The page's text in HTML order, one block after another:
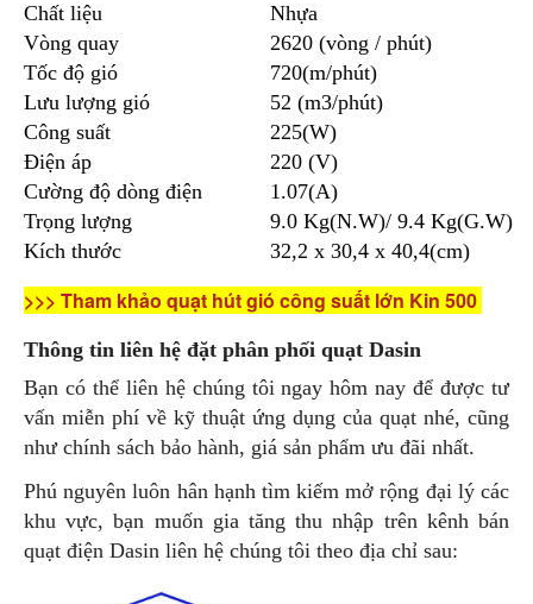
Chất liệu
Nhựa
Vòng quay
2620 (vòng / phút)
Tốc độ gió
720(m/phút)
Lưu lượng gió
52 (m3/phút)
Công suất
225(W)
Điện áp
220 (V)
Cường độ dòng điện
1.07(A)
Trọng lượng
9.0 Kg(N.W)/ 9.4 Kg(G.W)
Kích thước
32,2 x 30,4 x 40,4(cm)
>>> Tham khảo quạt hút gió công suất lớn Kin 500
Thông tin liên hệ đặt phân phối quạt Dasin
Bạn có thể liên hệ chúng tôi ngay hôm nay để được tư
vấn miễn phí về kỹ thuật ứng dụng của quạt nhé, cũng
như chính sách bảo hành, giá sản phẩm ưu đãi nhất.
Phú nguyên luôn hân hạnh tìm kiếm mở rộng đại lý các
khu vực, bạn muốn gia tăng thu nhập trên kênh bán
quạt điện Dasin liên hệ chúng tôi theo địa chỉ sau: